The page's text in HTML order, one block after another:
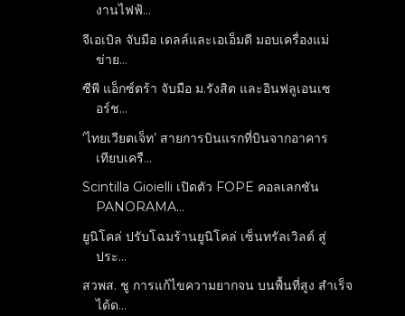
งานไฟฟ้...
จีเอเบิล จับมือ เดลล์และเอเอ็มดี มอบเครื่องแม่
ข่าย...
ซีพี แอ็กซ์ตร้า จับมือ ม.รังสิต และอินฟลูเอนเซ
อร์ช...
‘ไทยเวียตเจ็ท’ สายการบินแรกที่บินจากอาคาร
เทียบเครื...
Scintilla Gioielli เปิดตัว FOPE คอลเลกชัน
PANORAMA...
ยูนิโคล่ ปรับโฉมร้านยูนิโคล่ เซ็นทรัลเวิลด์ สู่
ประ...
สวพส. ชู การแก้ไขความยากจน บนพื้นที่สูง สำเร็จ
ได้ด...